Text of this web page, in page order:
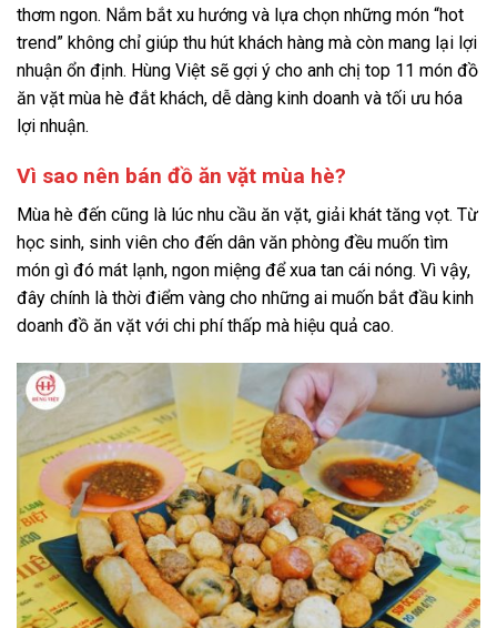
thơm ngon. Nắm bắt xu hướng và lựa chọn những món “hot
trend” không chỉ giúp thu hút khách hàng mà còn mang lại lợi
nhuận ổn định. Hùng Việt sẽ gợi ý cho anh chị top 11 món đồ
ăn vặt mùa hè đắt khách, dễ dàng kinh doanh và tối ưu hóa
lợi nhuận.
Vì sao nên bán đồ ăn vặt mùa hè?
Mùa hè đến cũng là lúc nhu cầu ăn vặt, giải khát tăng vọt. Từ
học sinh, sinh viên cho đến dân văn phòng đều muốn tìm
món gì đó mát lạnh, ngon miệng để xua tan cái nóng. Vì vậy,
đây chính là thời điểm vàng cho những ai muốn bắt đầu kinh
doanh đồ ăn vặt với chi phí thấp mà hiệu quả cao.